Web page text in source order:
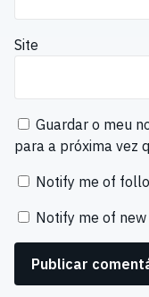
Site
Guardar o meu
para a próxima vez
Notify me of
Notify me of